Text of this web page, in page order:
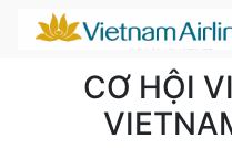
CƠ HỘI